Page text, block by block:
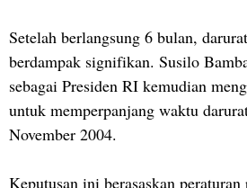
Setelah berlangsung 6 bulan,
berdampak signifikan. Susilo
sebagai Presiden RI kemudian
untuk memperpanjang waktu
November 2004.
Keputusan ini berasaskan